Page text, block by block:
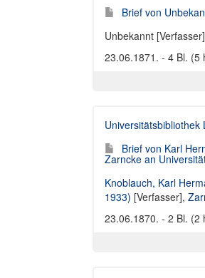
Brief von
Unbekannt [Verfasser]
23.06.1871. - 4 Bl. (5
Universitätsbibliothek
Brief von Karl
Zarncke an
Knoblauch, Karl
1933) [Verfasser],
23.06.1870. - 2 Bl. (2